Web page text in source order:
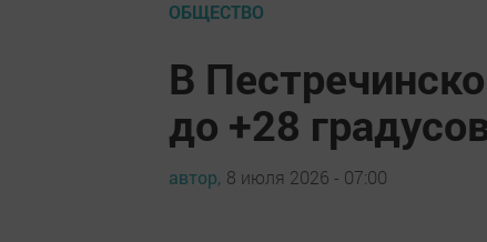
ОБЩЕСТВО
В
до +28
автор, 8 июля 2026 - 07:00